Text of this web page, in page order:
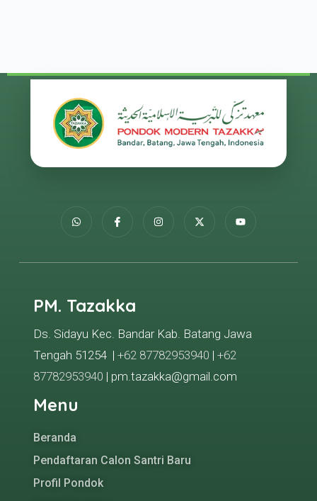
PM. Tazakka
Ds. Sidayu Kec. Bandar Kab. Batang Jawa
Tengah 51254 | +62 87782953940 | +62
87782953940 | pm.tazakka@gmail.com
Menu
Beranda
Pendaftaran Calon Santri Baru
Profil Pondok